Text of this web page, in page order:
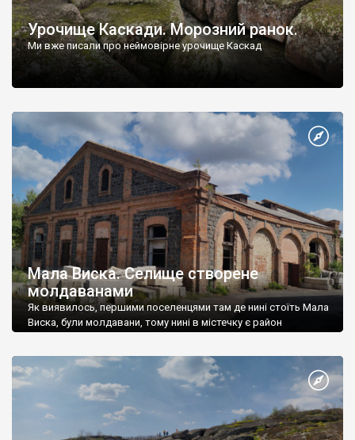
Урочище Каскади. Морозний ранок.
Ми вже писали про неймовірне урочище Каскад
Мала Виска. Селище створене
молдаванами
Як виявилось, першими поселенцями там де нині стоїть Мала
Виска, були молдавани, тому нині в містечку є район